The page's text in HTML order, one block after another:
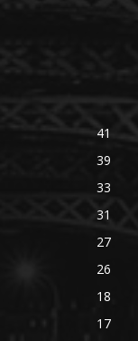
41
39
33
31
27
26
18
17